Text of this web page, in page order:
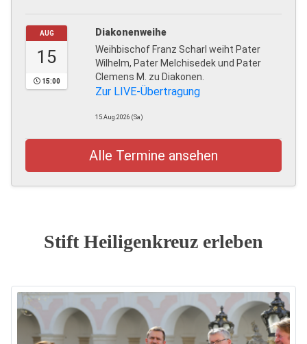
AUG
15
15:00
Diakonenweihe
Weihbischof Franz Scharl weiht Pater
Wilhelm, Pater Melchisedek und Pater
Clemens M. zu Diakonen.
Zur LIVE-Übertragung
15.Aug.2026 (Sa)
Alle Termine ansehen
Stift Heiligenkreuz erleben